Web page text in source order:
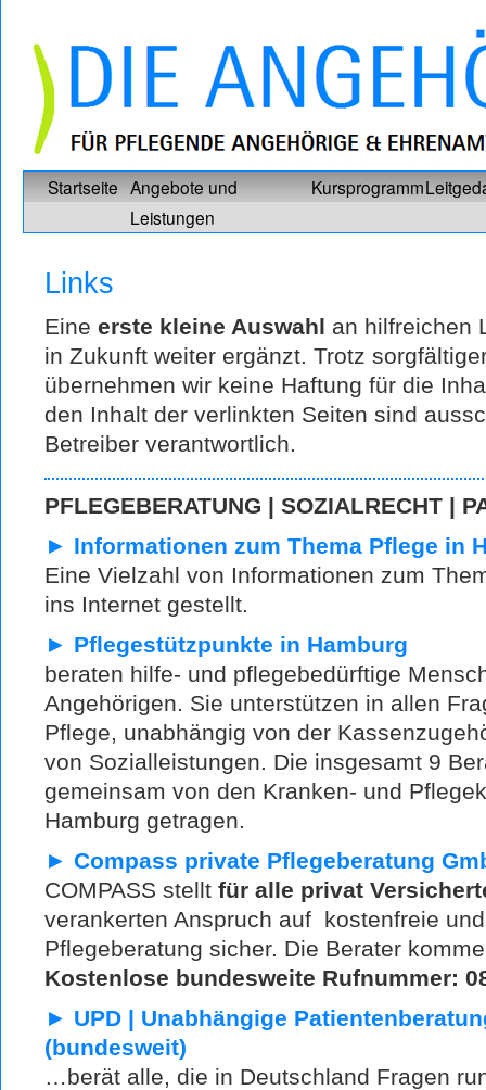
Startseite Angebote und
Leistungen
Kursprogramm
Links
Eine erste kleine Auswahl an hilfreichen
in Zukunft weiter ergänzt. Trotz
übernehmen wir keine Haftung für die
den Inhalt der verlinkten Seiten sind
Betreiber verantwortlich.
PFLEGEBERATUNG | SOZIALRECHT |
► Informationen zum Thema Pflege in
Eine Vielzahl von Informationen zum
ins Internet gestellt.
► Pflegestützpunkte in Hamburg
beraten hilfe- und pflegebedürftige
Angehörigen. Sie unterstützen in allen
Pflege, unabhängig von der
von Sozialleistungen. Die insgesamt 9
gemeinsam von den Kranken- und
Hamburg getragen.
► Compass private Pflegeberatung
COMPASS stellt für alle privat
verankerten Anspruch auf kostenfreie
Pflegeberatung sicher. Die Berater
Kostenlose bundesweite Rufnummer:
► UPD | Unabhängige
(bundesweit)
…berät alle, die in Deutschland Fragen